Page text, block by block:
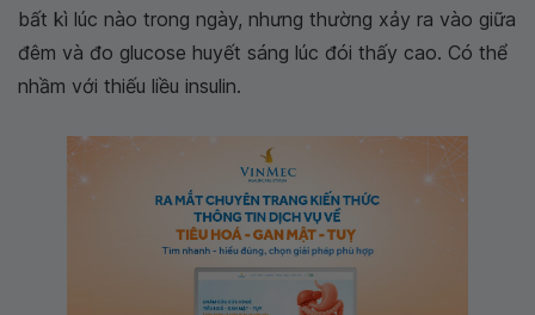
bất kì lúc nào trong ngày, nhưng thường xảy ra vào giữa
đêm và đo glucose huyết sáng lúc đói thấy cao. Có thể
nhầm với thiếu liều insulin.